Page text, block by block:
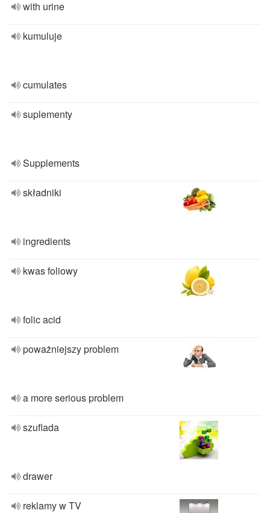
with urine
kumuluje
cumulates
suplementy
Supplements
składniki
ingredients
kwas foliowy
folic acid
poważniejszy problem
a more serious problem
szuflada
drawer
reklamy w TV